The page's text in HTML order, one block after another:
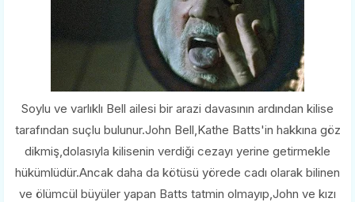
Soylu ve varlıklı Bell ailesi bir arazi davasının ardından kilise
tarafından suçlu bulunur.John Bell,Kathe Batts'in hakkına göz
dikmiş,dolasıyla kilisenin verdiği cezayı yerine getirmekle
hükümlüdür.Ancak daha da kötüsü yörede cadı olarak bilinen
ve ölümcül büyüler yapan Batts tatmin olmayıp,John ve kızı